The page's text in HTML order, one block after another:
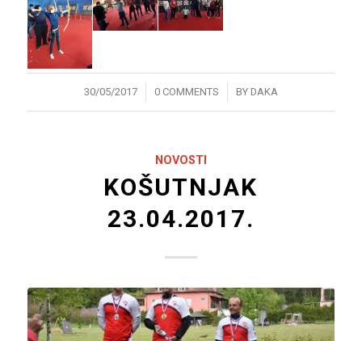
30/05/2017
/ 0 COMMENTS
/ BY DAKA
NOVOSTI
KOŠUTNJAK
23.04.2017.